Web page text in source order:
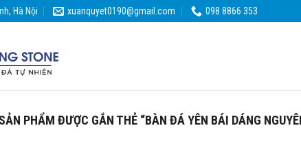
Hà Nội xuanquyet0190@gmail.com 098 8866 353
SẢN PHẨM ĐƯỢC GẮN THẺ “BÀN ĐÁ YÊN BÁI DÁNG